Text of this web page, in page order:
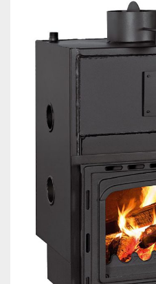
ПОЛЕЗНА ИНФОРМАЦИЯ
СЕРВИЗ ПЕЛЕТНИ
МОНТАЖНИЦИ
МОНТАЖНИЦИ ПЕЛЕТНИ ИЗДЕЛИЯ
МОНТАЖНИЦИ ВОИ
Магазин